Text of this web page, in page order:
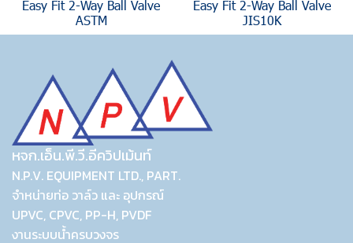
Easy Fit 2-Way Ball Valve
ASTM
Easy Fit 2-Way Ball Valve
JIS10K
หจก.เอ็น.พี.วี.อีควิปเม้นท์
N.P.V. EQUIPMENT LTD., PART.
จำหน่ายท่อ วาล์ว และ อุปกรณ์
UPVC, CPVC, PP-H, PVDF
งานระบบน้ำครบวงจร